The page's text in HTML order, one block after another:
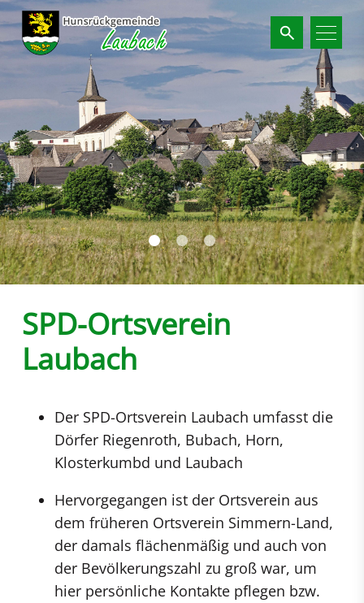
Suchbegriffe
SPD-Ortsverein
Laubach
Der SPD-Ortsverein Laubach umfasst die
Dörfer Riegenroth, Bubach, Horn,
Klosterkumbd und Laubach
Hervorgegangen ist der Ortsverein aus
dem früheren Ortsverein Simmern-Land,
der damals flächenmäßig und auch von
der Bevölkerungszahl zu groß war, um
hier persönliche Kontakte pflegen bzw.